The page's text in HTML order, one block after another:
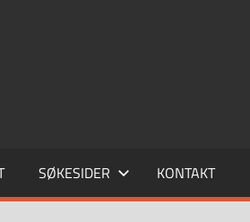
SØKESIDER KONTAKT